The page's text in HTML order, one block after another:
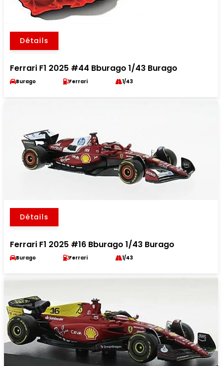
Détails
Ferrari F1 2025 #44 Bburago 1/43 Burago
Burago Ferrari 1/43
Détails
Ferrari F1 2025 #16 Bburago 1/43 Burago
Burago Ferrari 1/43